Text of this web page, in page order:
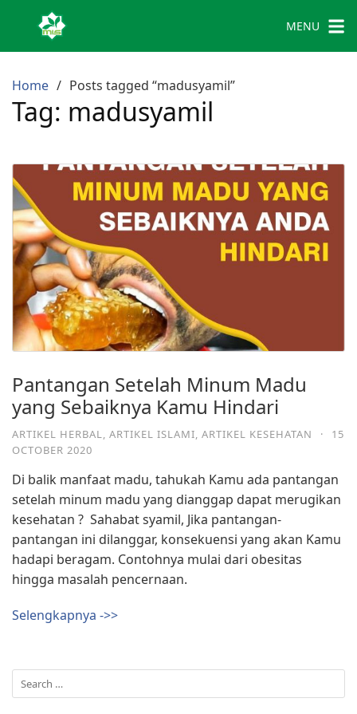
MENU
Home Posts tagged “madusyamil”
Tag: madusyamil
Pantangan Setelah Minum Madu
yang Sebaiknya Kamu Hindari
ARTIKEL HERBAL ARTIKEL ISLAMI ARTIKEL KESEHATAN ·
15
OCTOBER 2020
Di balik manfaat madu, tahukah Kamu ada pantangan
setelah minum madu yang dianggap dapat merugikan
kesehatan ?⁣ ⁣ Sahabat syamil, Jika pantangan-
pantangan ini dilanggar, konsekuensi yang akan Kamu
hadapi beragam. Contohnya mulai dari obesitas
hingga masalah pencernaan.⁣
Selengkapnya ->>